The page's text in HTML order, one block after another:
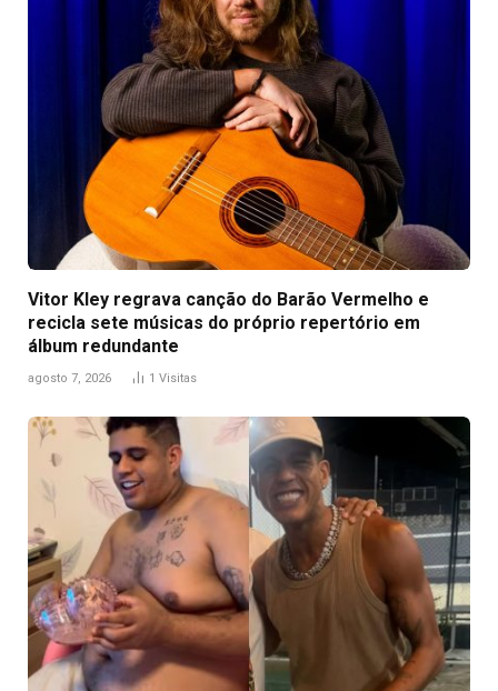
Vitor Kley regrava canção do Barão Vermelho e
recicla sete músicas do próprio repertório em
álbum redundante
agosto 7, 2026 1 Visitas